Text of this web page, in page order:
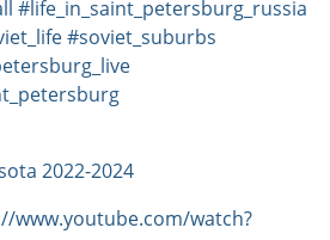
#life_in_saint_petersburg_russia
#soviet_suburbs
2022-2024
www.youtube.com/watch?